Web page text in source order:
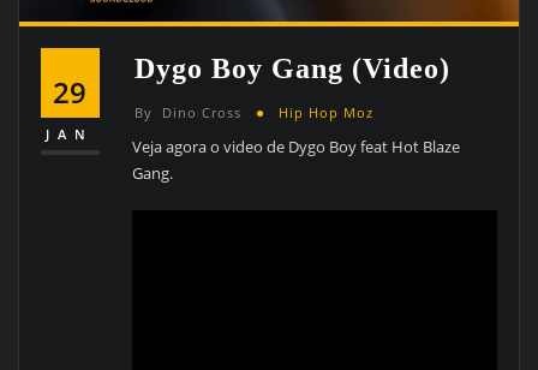
29
JAN
Dygo Boy Gang (video)
By Dino Cross Hip Hop Moz
Veja agora o video de Dygo Boy feat Hot Blaze
Gang.